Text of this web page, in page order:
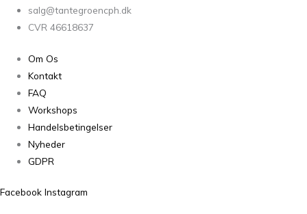
salg@tantegroencph.dk
CVR 46618637
Om Os
Kontakt
FAQ
Workshops
Handelsbetingelser
Nyheder
GDPR
Facebook Instagram